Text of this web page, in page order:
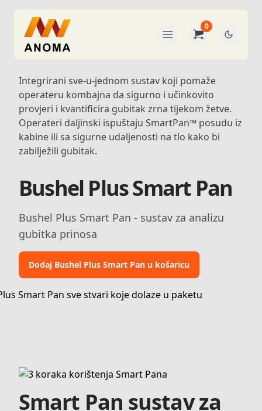
0
Integrirani sve-u-jednom sustav koji pomaže
operateru kombajna da sigurno i učinkovito
provjeri i kvantificira gubitak zrna tijekom žetve.
Operateri daljinski ispuštaju SmartPan™ posudu iz
kabine ili sa sigurne udaljenosti na tlo kako bi
zabilježili gubitak.
Bushel Plus Smart Pan
Bushel Plus Smart Pan - sustav za analizu
gubitka prinosa
Dodaj Bushel Plus Smart Pan u košaricu
Smart Pan sustav za